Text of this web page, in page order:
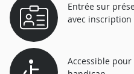
Entrée sur
avec
Accessible